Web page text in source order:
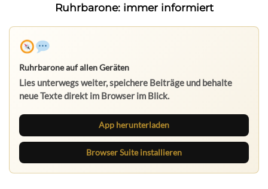
Ruhrbarone: immer informiert
Ruhrbarone auf allen Geräten
Lies unterwegs weiter, speichere Beiträge und behalte
neue Texte direkt im Browser im Blick.
App herunterladen
Browser Suite installieren